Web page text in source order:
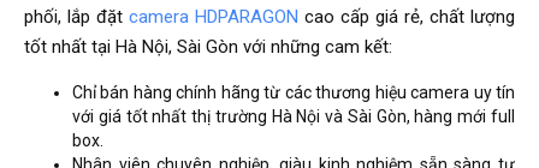
phối, lắp đặt camera HDPARAGON cao cấp giá rẻ, chất lượng
tốt nhất tại Hà Nội, Sài Gòn với những cam kết:
Chỉ bán hàng chính hãng từ các thương hiệu camera uy tín
với giá tốt nhất thị trường Hà Nội và Sài Gòn, hàng mới full
box.